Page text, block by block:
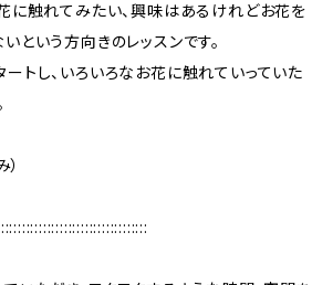
に触れてみたい、興味はあるけれどお花を
という方向きのレッスンです。
トし、いろいろなお花に触れていっていた